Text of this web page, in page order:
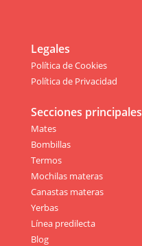
Legales
Política de Cookies
Política de Privacidad
Secciones principales
Mates
Bombillas
Termos
Mochilas materas
Canastas materas
Yerbas
Línea predilecta
Blog